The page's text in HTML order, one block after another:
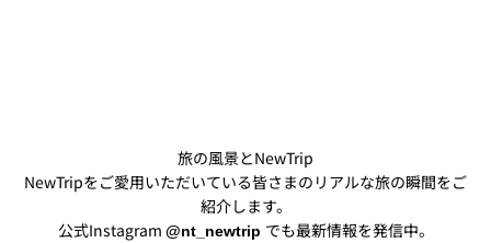
旅の風景とNewTrip
NewTripをご愛用いただいている皆さまのリアルな旅の瞬間をご
紹介します。
公式Instagram @nt_newtrip でも最新情報を発信中。